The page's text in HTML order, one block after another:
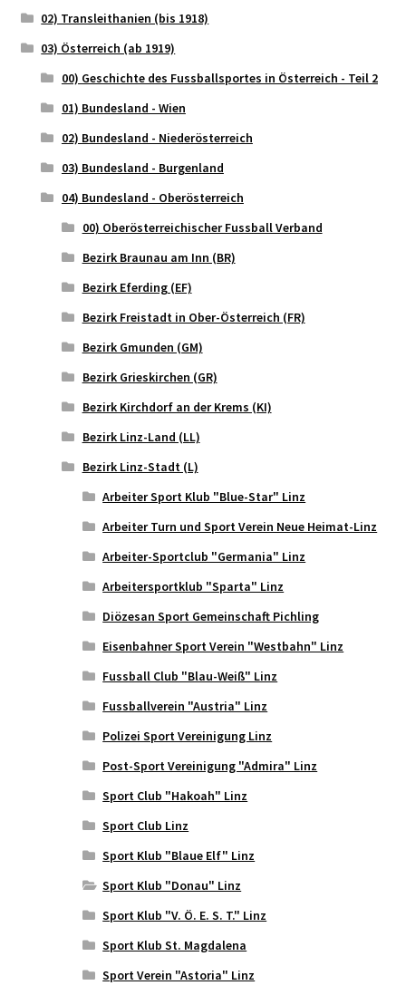
02) Transleithanien (bis 1918)
03) Österreich (ab 1919)
00) Geschichte des Fussballsportes in Österreich - Teil 2
01) Bundesland - Wien
02) Bundesland - Niederösterreich
03) Bundesland - Burgenland
04) Bundesland - Oberösterreich
00) Oberösterreichischer Fussball Verband
Bezirk Braunau am Inn (BR)
Bezirk Eferding (EF)
Bezirk Freistadt in Ober-Österreich (FR)
Bezirk Gmunden (GM)
Bezirk Grieskirchen (GR)
Bezirk Kirchdorf an der Krems (KI)
Bezirk Linz-Land (LL)
Bezirk Linz-Stadt (L)
Arbeiter Sport Klub "Blue-Star" Linz
Arbeiter Turn und Sport Verein Neue Heimat-Linz
Arbeiter-Sportclub "Germania" Linz
Arbeitersportklub "Sparta" Linz
Diözesan Sport Gemeinschaft Pichling
Eisenbahner Sport Verein "Westbahn" Linz
Fussball Club "Blau-Weiß" Linz
Fussballverein "Austria" Linz
Polizei Sport Vereinigung Linz
Post-Sport Vereinigung "Admira" Linz
Sport Club "Hakoah" Linz
Sport Club Linz
Sport Klub "Blaue Elf" Linz
Sport Klub "Donau" Linz
Sport Klub "V. Ö. E. S. T." Linz
Sport Klub St. Magdalena
Sport Verein "Astoria" Linz